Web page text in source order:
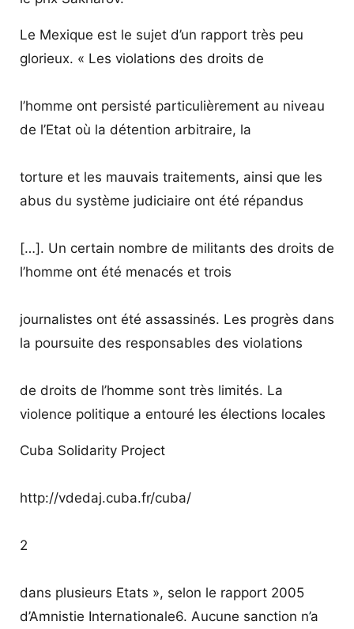
Le Mexique est le sujet d’un rapport très peu
glorieux. « Les violations des droits de
l’homme ont persisté particulièrement au niveau
de l’Etat où la détention arbitraire, la
torture et les mauvais traitements, ainsi que les
abus du système judiciaire ont été répandus
[…]. Un certain nombre de militants des droits de
l’homme ont été menacés et trois
journalistes ont été assassinés. Les progrès dans
la poursuite des responsables des violations
de droits de l’homme sont très limités. La
violence politique a entouré les élections locales
Cuba Solidarity Project
http://vdedaj.cuba.fr/cuba/
2
dans plusieurs Etats », selon le rapport 2005
d’Amnistie Internationale6. Aucune sanction n’a